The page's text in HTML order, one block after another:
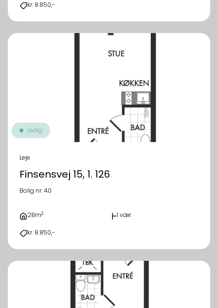
kr. 8.850,-
Ledig
Leje
Finsensvej 15, 1. 126
Bolig nr. 40
28m2 1 vær.
kr. 8.850,-